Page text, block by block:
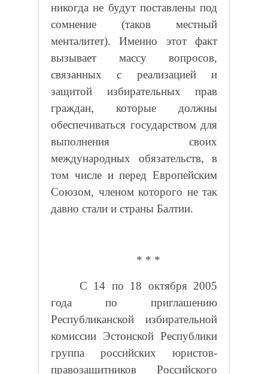
никогда не будут поставлены под
сомнение (таков местный
менталитет). Именно этот факт
вызывает массу вопросов,
связанных с реализацией и
защитой избирательных прав
граждан, которые должны
обеспечиваться государством для
выполнения своих
международных обязательств, в
том числе и перед Европейским
Союзом, членом которого не так
давно стали и страны Балтии.
* * *
С 14 по 18 октября 2005
года по приглашению
Республиканской избирательной
комиссии Эстонской Республики
группа российских юристов-
правозащитников Российского